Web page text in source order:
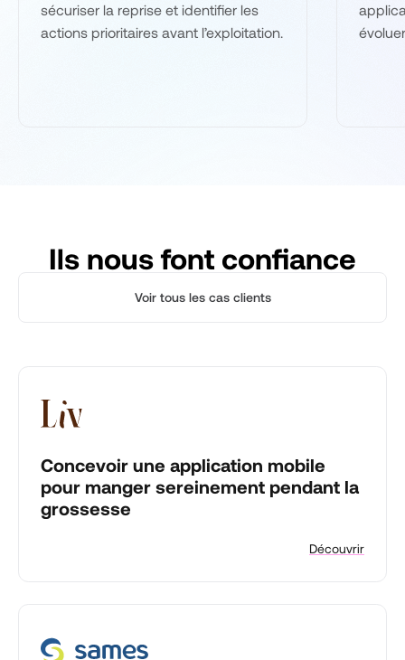
sécuriser la reprise et identifier les
actions prioritaires avant l’exploitation.
Ils nous font confiance
Voir tous les cas clients
Concevoir une application mobile
pour manger sereinement pendant la
grossesse
Découvrir